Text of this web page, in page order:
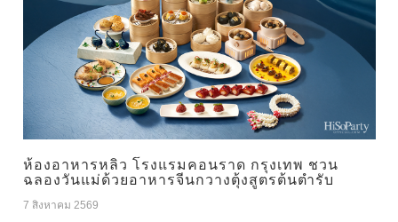
ห้องอาหารหลิว โรงแรมคอนราด กรุงเทพ ชวน
ฉลองวันแม่ด้วยอาหารจีนกวางตุ้งสูตรต้นตำรับ
7 สิงหาคม 2569